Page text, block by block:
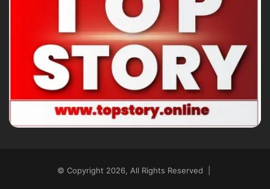
© Copyright 2026, All Rights Reserved |